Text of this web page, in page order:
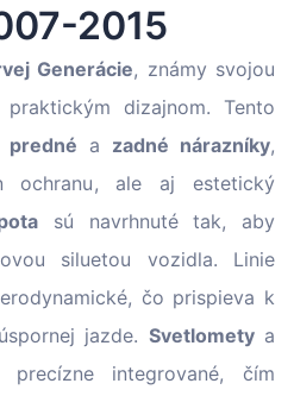
Slovenian
Latvian
2015
Generácie, známy svojou
dizajnom. Tento
predné a zadné nárazníky,
ochranu, ale aj estetický
sú navrhnuté tak, aby
siluetou vozidla. Linie
čo prispieva k
jazde. Svetlometya
integrované, čím